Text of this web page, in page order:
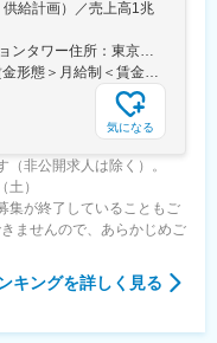
供給計画）／売上高1兆
＜勤務地詳細＞虎ノ門ヒルズステーションタワー住所：東京都港区虎ノ門２丁目６－１ 虎ノ門ヒルズ ステーションタワー 受動喫煙対策：敷地内喫煙可能場所あり変更の範囲：会社の定める事業所
＜予定年収＞590万円～1,000万円＜賃金形態＞月給制＜賃金内訳＞月額（基本給）：279,000円～534,000円＜月給＞279,000円～534,000円＜昇給有無＞有＜残業手当＞有＜給与補足＞※上記年収はあくまでも目安の金額であり、選考を通じて経験、能力等を考慮し同社規定により決定します。■賞与あり（年2回）■昇給・昇格あり（年1回）■職位：一般職～主任職賃金はあくまでも目安の金額であり、選考を通じて上下する可能性があります。月給(月額)は固定手当を含めた表記です。
気になる
非公開求人は除く）。
）
集が終了していることもご
ませんので、あらかじめご
キングを詳しく見る